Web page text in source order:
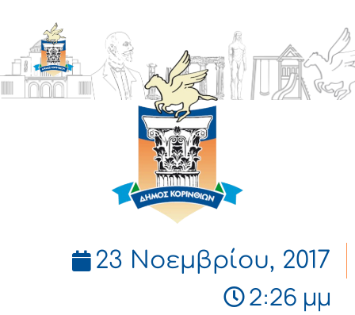
ΔΗΜΟΣ
ΚΟΡΙΝΘΙΩΝ
23 Νοεμβρίου, 2017
2:26 μμ